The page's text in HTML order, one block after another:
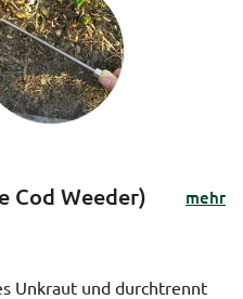
Cod Weeder)
mehr
Unkraut und durchtrennt